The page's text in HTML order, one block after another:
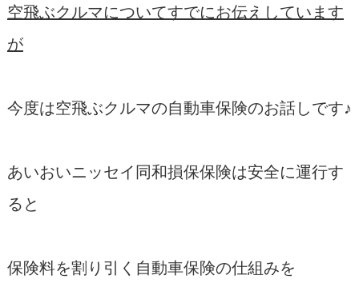
空飛ぶクルマについてすでにお伝えしています
が
今度は空飛ぶクルマの自動車保険のお話しです♪
あいおいニッセイ同和損保保険は安全に運行す
ると
保険料を割り引く自動車保険の仕組みを